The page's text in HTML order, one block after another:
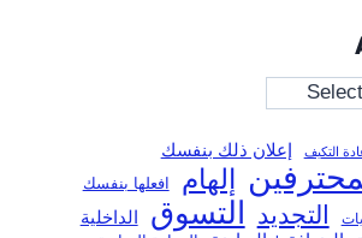
التكيف إعلان ذلك بنفسك
إلهام افعلها بنفسك
التجديد التسوق الداخلية